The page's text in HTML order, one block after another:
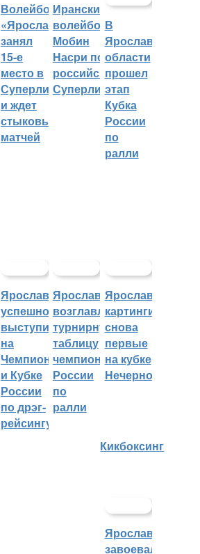
Волейбольный
«Ярославич»
занял
15-е
место в
Суперлиге
и ждет
стыковых
матчей
Иранский
волейболист
Мобин
Насри покинет
российскую
Суперлигу
В
Ярославской
области
прошел
этап
Кубка
России
по
ралли
Ярославцы
успешно
выступили
на
Чемпионате
и Кубке
России
по дрэг-
рейсингу
Ярославцы
возглавляют
турнирную
таблицу
чемпионата
России
по
ралли
Ярославские
картингисты
снова
первые
на кубке
Нечерноземья
Кикбоксинг
Ярославцы
завоевали